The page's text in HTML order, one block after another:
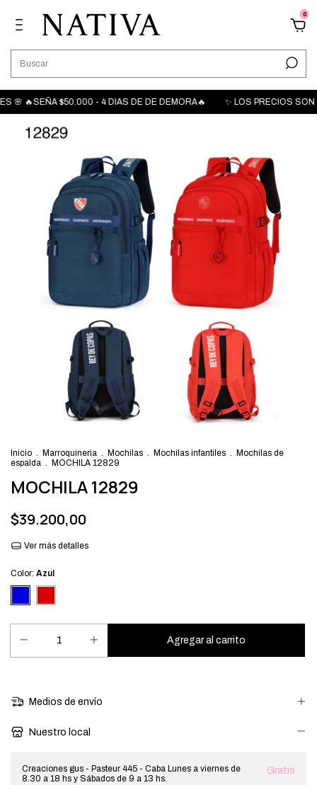
0
🌸 🔥SEÑA $50.000 - 4 DIAS DE DE DEMORA🔥 ✨ LOS PRECIOS SON
Inicio . Marroquineria . Mochilas . Mochilas infantiles .
Mochilas de
espalda . MOCHILA 12829
MOCHILA 12829
$39.200,00
Ver más detalles
Color: Azul
Medios de envío
Nuestro local
Creaciones gus - Pasteur 445 - Caba Lunes a viernes de
8.30 a 18 hs y Sábados de 9 a 13 hs.
Gratis